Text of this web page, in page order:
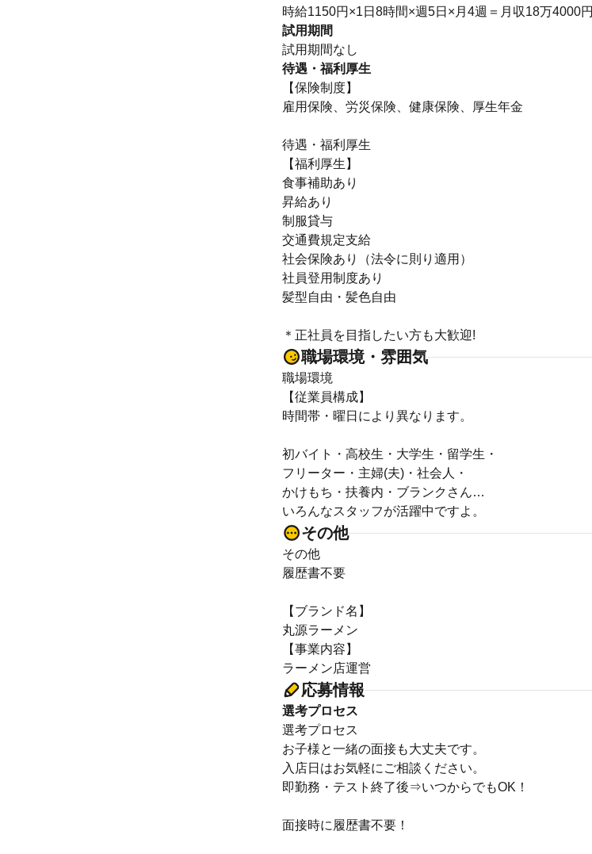
時給1150円×1日8時間×週5日×月4週＝月収18万4000円
試用期間
試用期間なし
待遇・福利厚生
【保険制度】
雇用保険、労災保険、健康保険、厚生年金
待遇・福利厚生
【福利厚生】
食事補助あり
昇給あり
制服貸与
交通費規定支給
社会保険あり（法令に則り適用）
社員登用制度あり
髪型自由・髪色自由
＊正社員を目指したい方も大歓迎!
職場環境・雰囲気
職場環境
【従業員構成】
時間帯・曜日により異なります。
初バイト・高校生・大学生・留学生・
フリーター・主婦(夫)・社会人・
かけもち・扶養内・ブランクさん…
いろんなスタッフが活躍中ですよ。
その他
その他
履歴書不要
【ブランド名】
丸源ラーメン
【事業内容】
ラーメン店運営
応募情報
選考プロセス
選考プロセス
お子様と一緒の面接も大丈夫です。
入店日はお気軽にご相談ください。
即勤務・テスト終了後⇒いつからでもOK！
面接時に履歴書不要！